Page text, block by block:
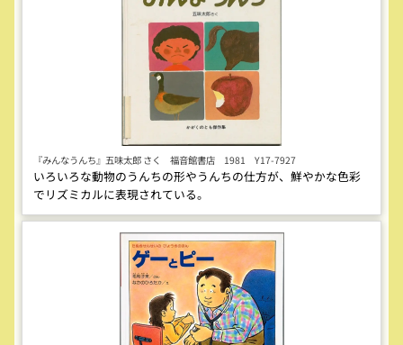
『みんなうんち』五味太郎 さく 福音館書店 1981 Y17-7927
いろいろな動物のうんちの形やうんちの仕方が、鮮やかな色彩
でリズミカルに表現されている。